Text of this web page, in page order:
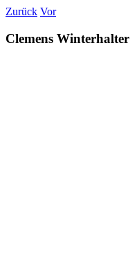
Zum
springen
Zurück Vor
Clemens Winterhalter